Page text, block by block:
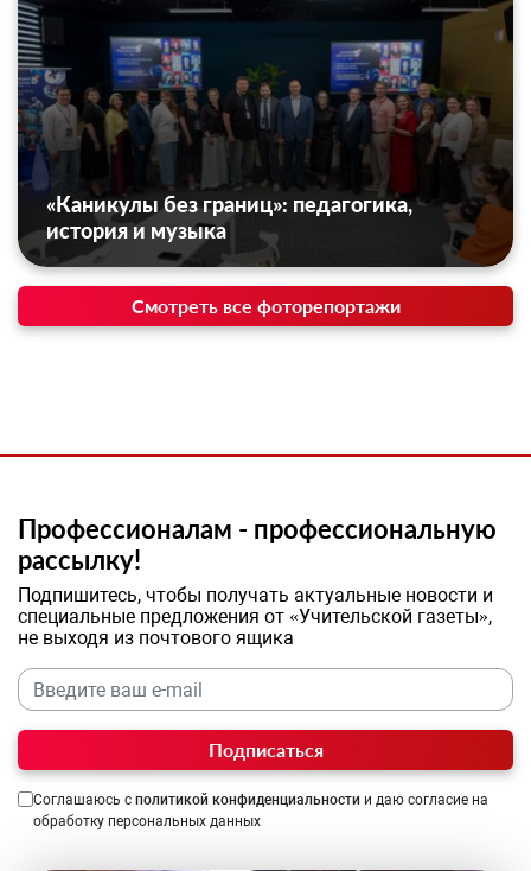
«Каникулы без границ»: педагогика,
история и музыка
Смотреть все фоторепортажи
Профессионалам - профессиональную
рассылку!
Подпишитесь, чтобы получать актуальные новости и
специальные предложения от «Учительской газеты»,
не выходя из почтового ящика
Подписаться
Соглашаюсь с политикой конфиденциальности и даю согласие на
обработку персональных данных